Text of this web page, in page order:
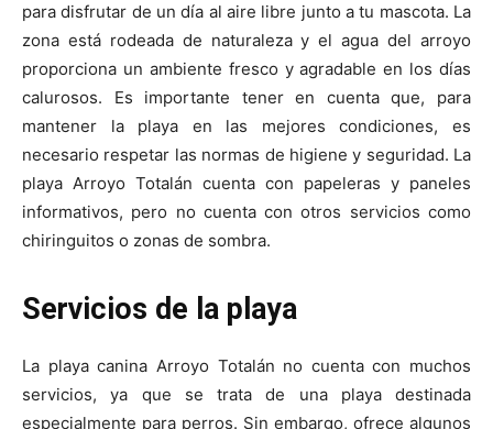
para disfrutar de un día al aire libre junto a tu mascota. La
zona está rodeada de naturaleza y el agua del arroyo
proporciona un ambiente fresco y agradable en los días
calurosos. Es importante tener en cuenta que, para
mantener la playa en las mejores condiciones, es
necesario respetar las normas de higiene y seguridad. La
playa Arroyo Totalán cuenta con papeleras y paneles
informativos, pero no cuenta con otros servicios como
chiringuitos o zonas de sombra.
Servicios de la playa
La playa canina Arroyo Totalán no cuenta con muchos
servicios, ya que se trata de una playa destinada
especialmente para perros. Sin embargo, ofrece algunos